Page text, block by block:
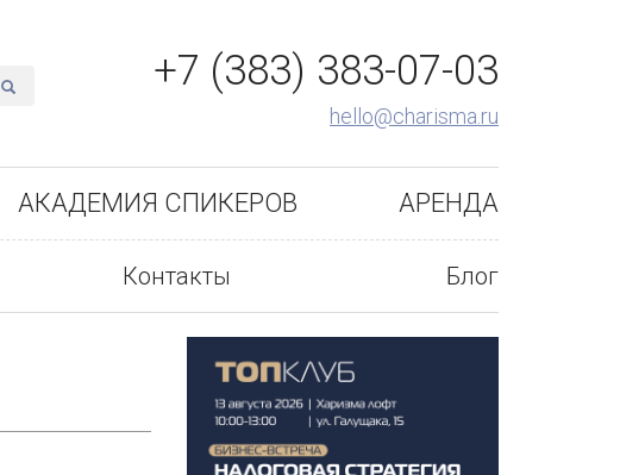
+7 (383) 383-07-03
hello@charisma.ru
АКАДЕМИЯ СПИКЕРОВ АРЕНДА
Контакты Блог